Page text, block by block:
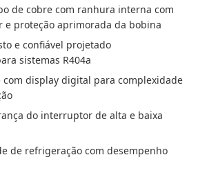
de cobre com ranhura interna com
e proteção aprimorada da bobina
e confiável projetado
sistemas R404a
com display digital para complexidade
do interruptor de alta e baixa
de refrigeração com desempenho